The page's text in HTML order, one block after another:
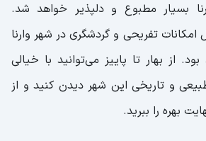
بسیار مطبوع و دلپذیر خواهد شد.
تفریحی و گردشگری در شهر وارنا
از بهار تا پاییز می‌توانید با خیالی
و تاریخی این شهر دیدن کنید و از
بهره را ببرید.